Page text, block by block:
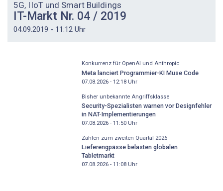
5G, IIoT und Smart Buildings
IT-Markt Nr. 04 / 2019
04.09.2019 - 11:12 Uhr
Konkurrenz für OpenAI und Anthropic
Meta lanciert Programmier-KI Muse Code
07.08.2026 - 12:18Uhr
Bisher unbekannte Angriffsklasse
Security-Spezialisten warnen vor Designfehler
in NAT-Implementierungen
07.08.2026 - 11:50Uhr
Zahlen zum zweiten Quartal 2026
Lieferengpässe belasten globalen
Tabletmarkt
07.08.2026 - 11:08Uhr